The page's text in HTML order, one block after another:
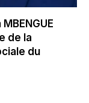
de la
du